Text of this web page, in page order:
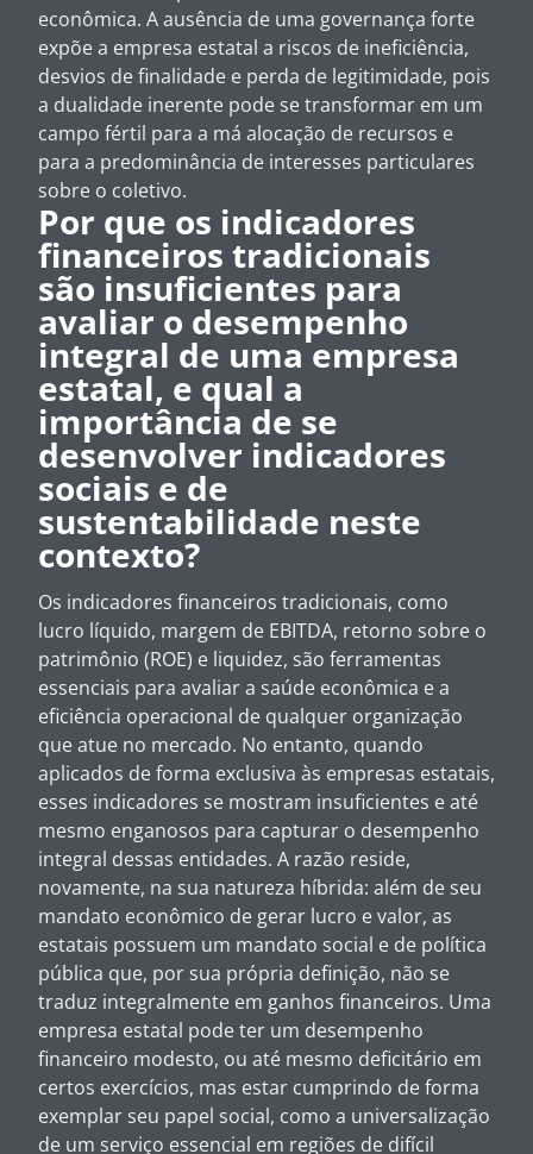
econômica. A ausência de uma governança forte
expõe a empresa estatal a riscos de ineficiência,
desvios de finalidade e perda de legitimidade, pois
a dualidade inerente pode se transformar em um
campo fértil para a má alocação de recursos e
para a predominância de interesses particulares
sobre o coletivo.
Por que os indicadores
financeiros tradicionais
são insuficientes para
avaliar o desempenho
integral de uma empresa
estatal, e qual a
importância de se
desenvolver indicadores
sociais e de
sustentabilidade neste
contexto?
Os indicadores financeiros tradicionais, como
lucro líquido, margem de EBITDA, retorno sobre o
patrimônio (ROE) e liquidez, são ferramentas
essenciais para avaliar a saúde econômica e a
eficiência operacional de qualquer organização
que atue no mercado. No entanto, quando
aplicados de forma exclusiva às empresas estatais,
esses indicadores se mostram insuficientes e até
mesmo enganosos para capturar o desempenho
integral dessas entidades. A razão reside,
novamente, na sua natureza híbrida: além de seu
mandato econômico de gerar lucro e valor, as
estatais possuem um mandato social e de política
pública que, por sua própria definição, não se
traduz integralmente em ganhos financeiros. Uma
empresa estatal pode ter um desempenho
financeiro modesto, ou até mesmo deficitário em
certos exercícios, mas estar cumprindo de forma
exemplar seu papel social, como a universalização
de um serviço essencial em regiões de difícil